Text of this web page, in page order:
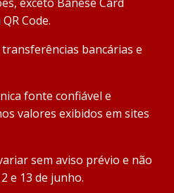
Code.
bancárias e
fonte confiável e
valores exibidos em sites
sem aviso prévio e não
e 13 de junho.